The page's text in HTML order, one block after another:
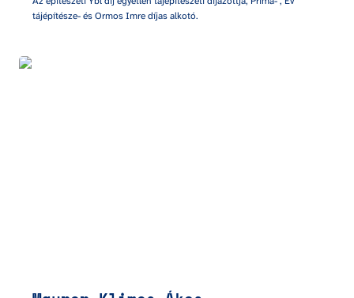
tájépítésze- és Ormos Imre díjas alkotó.
Maurer Klimes Ákos